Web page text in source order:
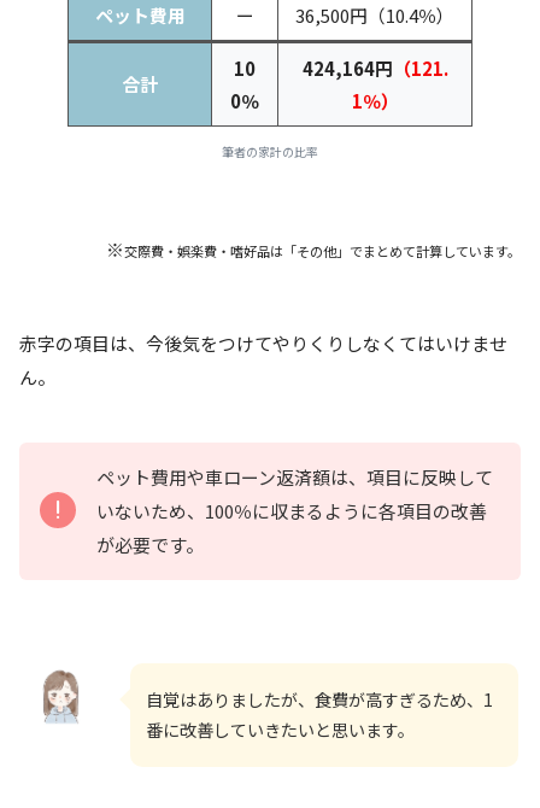
ペット費用
ー 36,500円（10.4％）
合計
10
0％
424,164円 （121.
1％）
筆者の家計の比率
※交際費・娯楽費・嗜好品は「その他」でまとめて計算しています。
赤字の項目は、今後気をつけてやりくりしなくてはいけませ
ん。
ペット費用や車ローン返済額は、項目に反映して
いないため、100％に収まるように各項目の改善
が必要です。
自覚はありましたが、食費が高すぎるため、1
番に改善していきたいと思います。